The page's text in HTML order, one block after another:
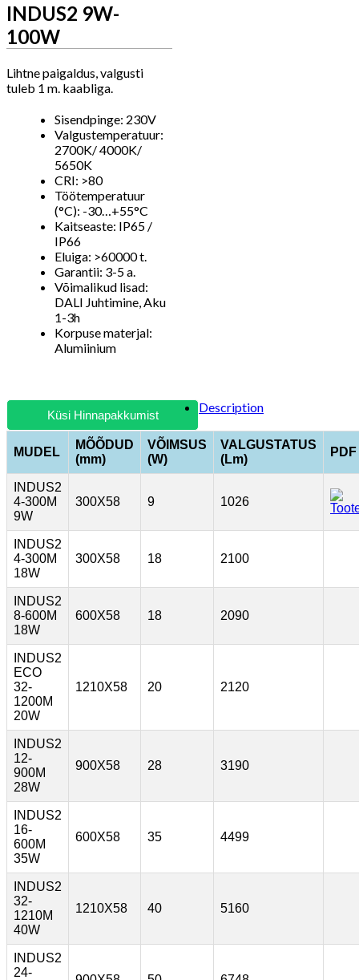
INDUS2 9W-
100W
Lihtne paigaldus, valgusti
tuleb 1 m. kaabliga.
Sisendpinge: 230V
Valgustemperatuur:
2700K/ 4000K/
5650K
CRI: >80
Töötemperatuur
(°C): -30…+55°C
Kaitseaste: IP65 /
IP66
Eluiga: >60000 t.
Garantii: 3-5 a.
Võimalikud lisad:
DALI Juhtimine, Aku
1-3h
Korpuse materjal:
Alumiinium
Küsi Hinnapakkumist
Description
MUDEL
MÕÕDUD
(mm)
VÕIMSUS
(W)
VALGUSTATUS
(Lm)
PDF
INDUS2
4-300M
9W
300X58 9 1026
INDUS2
4-300M
18W
300X58 18 2100
INDUS2
8-600M
18W
600X58 18 2090
INDUS2
ECO
32-
1200M
20W
1210X58 20 2120
INDUS2
12-
900M
28W
900X58 28 3190
INDUS2
16-
600M
35W
600X58 35 4499
INDUS2
32-
1210M
40W
1210X58 40 5160
INDUS2
24-